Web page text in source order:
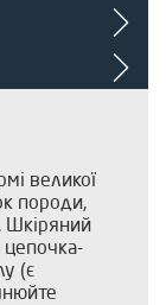
великої
породи,
Шкіряний
цепочка-
(є